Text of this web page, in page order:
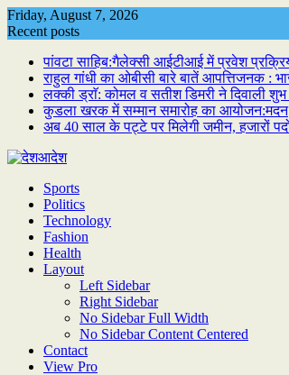
Skip
to
Friday, August 7, 2026
Recent posts
पांवटा साहिब:गैलेक्सी आईटीआई में प्रवेश
राहुल गांधी का ओबीसी बारे बातें आपत्तिजनक :
लक्की ड्राॅ: कोमल व सतीश डिमरी ने दिवाली
कुडला खरक में सम्मान समारोह का आयोजन:मदन
अब 40 साल के पट्टे पर मिलेगी जमीन, हजारों
Sports
Politics
Technology
Fashion
Health
Layout
Left Sidebar
Right Sidebar
No Sidebar Full Width
No Sidebar Content Centered
Contact
View Pro